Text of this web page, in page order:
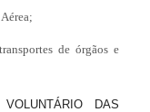
de órgãos e
DAS